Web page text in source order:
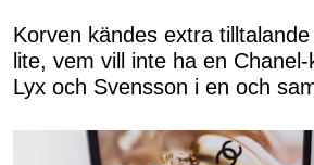
Korven kändes extra
lite, vem vill inte ha en
Lyx och Svensson i en och